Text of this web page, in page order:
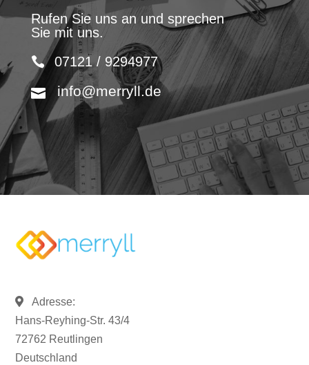
Rufen Sie uns an und sprechen
Sie mit uns.
07121 / 9294977
info@merryll.de
Adresse:
Hans-Reyhing-Str. 43/4
72762 Reutlingen
Deutschland